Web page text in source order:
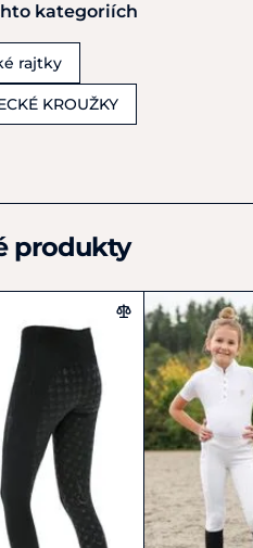
kategoriích
rajtky
KROUŽKY
produkty